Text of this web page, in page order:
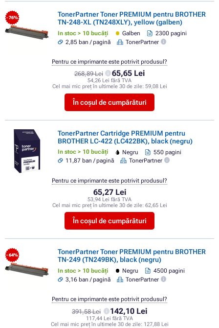
- 76%
TonerPartner Toner PREMIUM pentru BROTHER
TN-248-XL (TN248XLY), yellow (galben)
In stoc > 10 bucăți Galben
2300 pagini
2,85 ban / pagină
TonerPartner
268,89 Lei 65,65 Lei
54,26 Lei fără TVA
Cel mai mic preț în ultimele 30 de zile: 59,08 Lei
În coșul de cumpărături
Pentru ce imprimante este potrivit produsul?
TonerPartner Cartridge PREMIUM pentru
BROTHER LC-422 (LC422BK), black (negru)
In stoc > 10 bucăți Negru
550 pagini
11,87 ban / pagină
TonerPartner
65,27 Lei
53,94 Lei fără TVA
Cel mai mic preț în ultimele 30 de zile: 62,65 Lei
În coșul de cumpărături
Pentru ce imprimante este potrivit produsul?
- 64%
TonerPartner Toner PREMIUM pentru BROTHER
TN-249 (TN249BK), black (negru)
In stoc > 10 bucăți Negru
4500 pagini
3,16 ban / pagină
TonerPartner
391,58 Lei 142,10 Lei
117,44 Lei fără TVA
Cel mai mic preț în ultimele 30 de zile: 127,88 Lei
Pentru ce imprimante este potrivit produsul?